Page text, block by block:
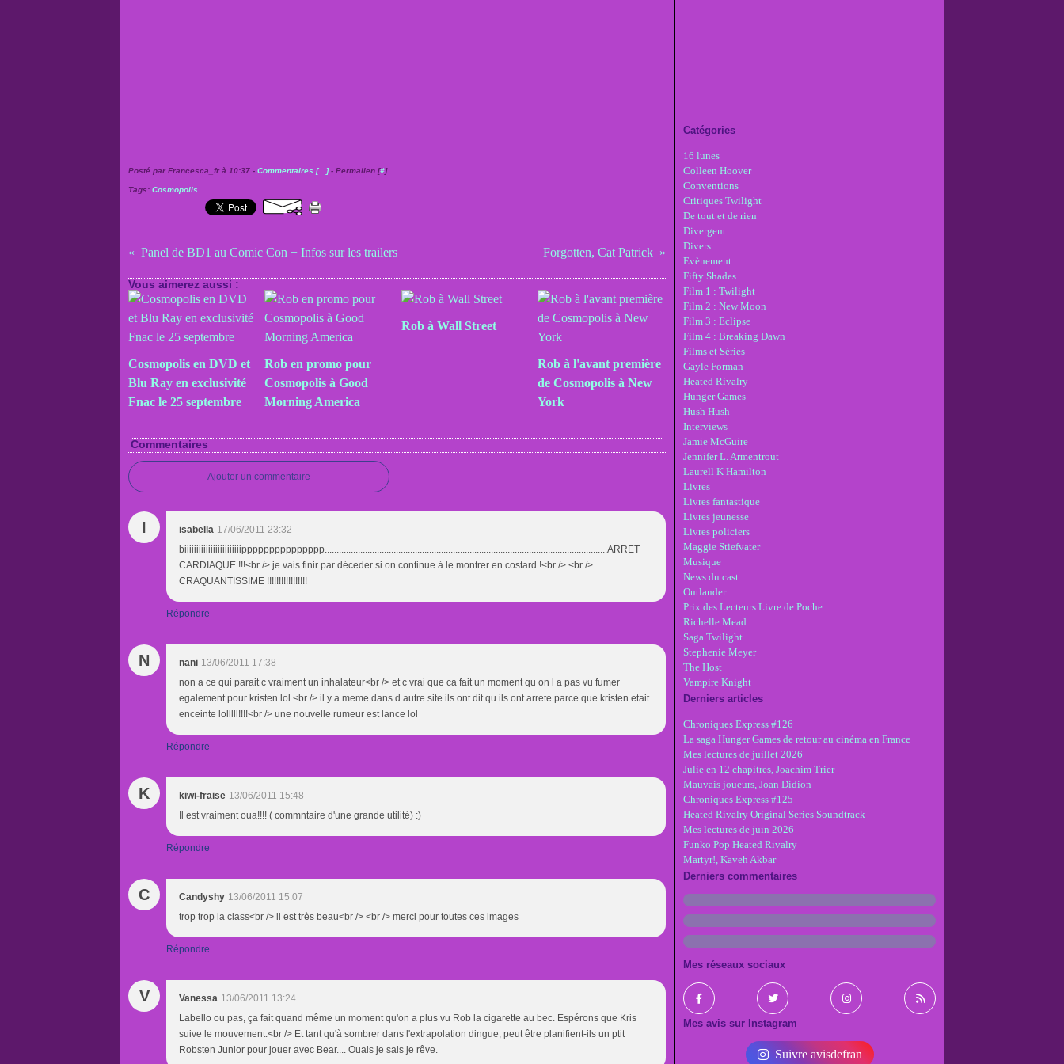
Posté par Francesca_fr à 10:37 - Commentaires [… ]- Permalien [#]
Tags: Cosmopolis
Panel de BD1 au Comic Con + Infos sur les trailers Forgotten, Cat Patrick
Vous aimerez aussi :
Cosmopolis en DVD et
Blu Ray en exclusivité
Fnac le 25 septembre
Rob en promo pour
Cosmopolis à Good
Morning America
Rob à Wall Street
Rob à l'avant première
de Cosmopolis à New
York
Commentaires
Ajouter un commentaire
I isabella 17/06/2011 23:32
biiiiiiiiiiiiiiiiiiiiiiiippppppppppppppp.......................................................................................................................ARRET
CARDIAQUE !!!<br /> je vais finir par déceder si on continue à le montrer en costard !<br /> <br />
CRAQUANTISSIME !!!!!!!!!!!!!!!!!
Répondre
N nani 13/06/2011 17:38
non a ce qui parait c vraiment un inhalateur<br /> et c vrai que ca fait un moment qu on l a pas vu fumer
egalement pour kristen lol <br /> il y a meme dans d autre site ils ont dit qu ils ont arrete parce que kristen etait
enceinte lolllll!!!!<br /> une nouvelle rumeur est lance lol
Répondre
K kiwi-fraise 13/06/2011 15:48
Il est vraiment oua!!!! ( commntaire d'une grande utilité) :)
Répondre
C Candyshy 13/06/2011 15:07
trop trop la class<br /> il est très beau<br /> <br /> merci pour toutes ces images
Répondre
V Vanessa 13/06/2011 13:24
Labello ou pas, ça fait quand même un moment qu'on a plus vu Rob la cigarette au bec. Espérons que Kris
suive le mouvement.<br /> Et tant qu'à sombrer dans l'extrapolation dingue, peut être planifient-ils un ptit
Robsten Junior pour jouer avec Bear.... Ouais je sais je rêve.
Catégories
16 lunes
Colleen Hoover
Conventions
Critiques Twilight
De tout et de rien
Divergent
Divers
Evènement
Fifty Shades
Film 1 : Twilight
Film 2 : New Moon
Film 3 : Eclipse
Film 4 : Breaking Dawn
Films et Séries
Gayle Forman
Heated Rivalry
Hunger Games
Hush Hush
Interviews
Jamie McGuire
Jennifer L. Armentrout
Laurell K Hamilton
Livres
Livres fantastique
Livres jeunesse
Livres policiers
Maggie Stiefvater
Musique
News du cast
Outlander
Prix des Lecteurs Livre de Poche
Richelle Mead
Saga Twilight
Stephenie Meyer
The Host
Vampire Knight
Derniers articles
Chroniques Express #126
La saga Hunger Games de retour au cinéma en France
Mes lectures de juillet 2026
Julie en 12 chapitres, Joachim Trier
Mauvais joueurs, Joan Didion
Chroniques Express #125
Heated Rivalry Original Series Soundtrack
Mes lectures de juin 2026
Funko Pop Heated Rivalry
Martyr!, Kaveh Akbar
Derniers commentaires
Mes réseaux sociaux
Mes avis sur Instagram
Suivre avisdefran